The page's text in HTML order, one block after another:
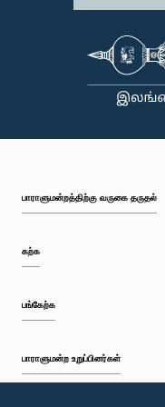
பாராளுமன்றத்திற்கு வருகை தருதல்
கற்க
பங்கேற்க
பாராளுமன்ற உறுப்பினர்கள்